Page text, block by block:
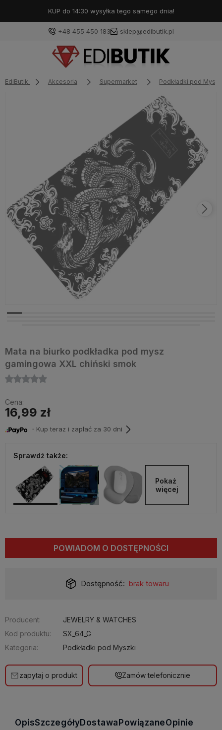
KUP do 14:30 wysyłka tego samego dnia!
+48 455 450 183 sklep@edibutik.pl
EdiButik Akcesoria Supermarket Podkładki pod
Mata na biurko podkładka pod mysz
gamingowa XXL chiński smok
Cena:
16,99 zł
・Kup teraz i zapłać za 30 dni
Sprawdź także:
Pokaż
więcej
POWIADOM O DOSTĘPNOŚCI
Dostępność: brak towaru
Producent:
JEWELRY & WATCHES
Kod produktu:
SX_64_G
Kategoria:
Podkładki pod Myszki
zapytaj o produkt Zamów telefonicznie
OpisSzczegółyDostawa PowiązaneOpinie